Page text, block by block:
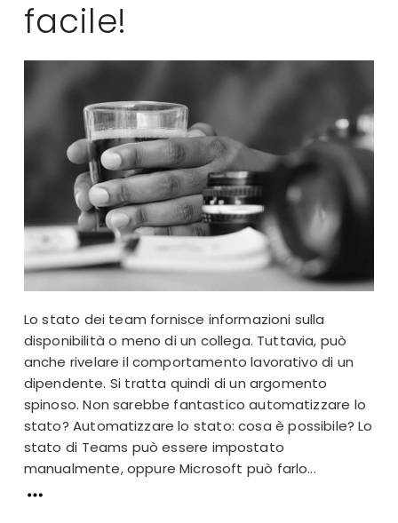
facile!
Lo stato dei team fornisce informazioni sulla
disponibilità o meno di un collega. Tuttavia, può
anche rivelare il comportamento lavorativo di un
dipendente. Si tratta quindi di un argomento
spinoso. Non sarebbe fantastico automatizzare lo
stato? Automatizzare lo stato: cosa è possibile? Lo
stato di Teams può essere impostato
manualmente, oppure Microsoft può farlo...